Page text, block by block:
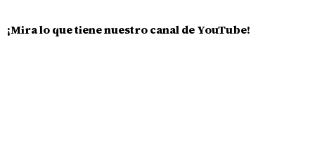
¡Mira lo que tiene nuestro canal de YouTube!